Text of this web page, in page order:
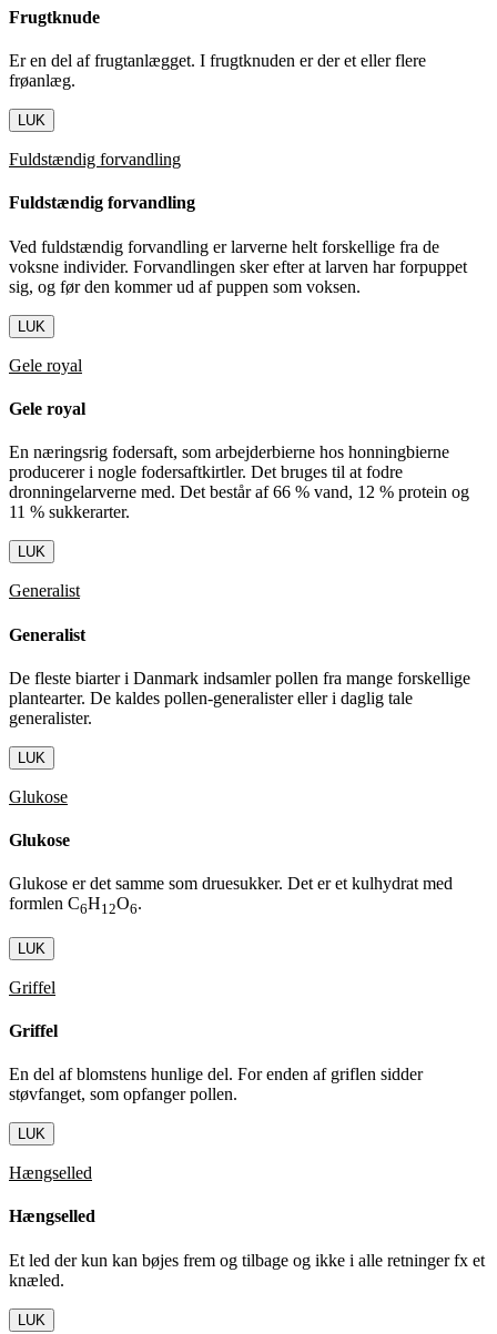
Frugtknude
Er en del af frugtanlægget. I frugtknuden er der et eller flere
frøanlæg.
LUK
Fuldstændig forvandling
Fuldstændig forvandling
Ved fuldstændig forvandling er larverne helt forskellige fra de
voksne individer. Forvandlingen sker efter at larven har forpuppet
sig, og før den kommer ud af puppen som voksen.
LUK
Gele royal
Gele royal
En næringsrig fodersaft, som arbejderbierne hos honningbierne
producerer i nogle fodersaftkirtler. Det bruges til at fodre
dronningelarverne med. Det består af 66 % vand, 12 % protein og
11 % sukkerarter.
LUK
Generalist
Generalist
De fleste biarter i Danmark indsamler pollen fra mange forskellige
plantearter. De kaldes pollen-generalister eller i daglig tale
generalister.
LUK
Glukose
Glukose
Glukose er det samme som druesukker. Det er et kulhydrat med
formlen C6H12O6.
LUK
Griffel
Griffel
En del af blomstens hunlige del. For enden af griflen sidder
støvfanget, som opfanger pollen.
LUK
Hængselled
Hængselled
Et led der kun kan bøjes frem og tilbage og ikke i alle retninger fx et
knæled.
LUK